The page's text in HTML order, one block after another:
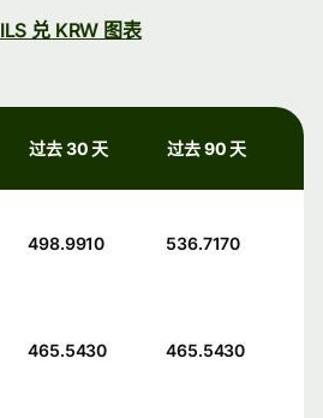
兑 KRW 图表
过去 30 天 过去 90 天
498.9910 536.7170
465.5430 465.5430